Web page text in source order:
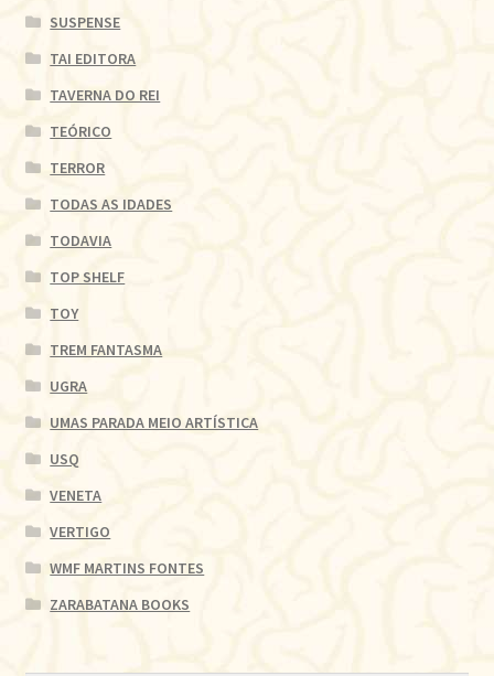
SUSPENSE
TAI EDITORA
TAVERNA DO REI
TEÓRICO
TERROR
TODAS AS IDADES
TODAVIA
TOP SHELF
TOY
TREM FANTASMA
UGRA
UMAS PARADA MEIO ARTÍSTICA
USQ
VENETA
VERTIGO
WMF MARTINS FONTES
ZARABATANA BOOKS